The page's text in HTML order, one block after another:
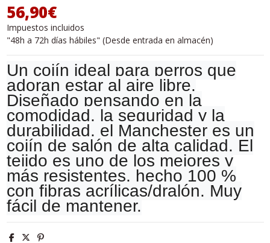
56,90€
Impuestos incluidos
"48h a 72h días hábiles" (Desde entrada en almacén)
Un cojín ideal para perros que
adoran estar al aire libre.
Diseñado pensando en la
comodidad, la seguridad y la
durabilidad, el Manchester es un
cojín de salón de alta calidad. El
tejido es uno de los mejores y
más resistentes, hecho 100 %
con fibras acrílicas/dralón. Muy
fácil de mantener.